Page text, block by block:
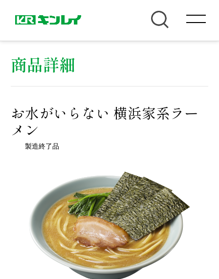
商品詳細
お水がいらない 横浜家系ラー
メン
製造終了品